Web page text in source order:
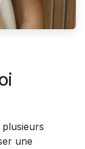
plusieurs
une